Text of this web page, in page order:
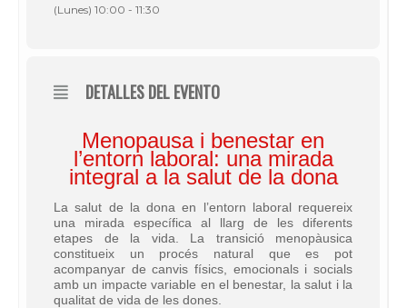
(Lunes) 10:00 - 11:30
DETALLES DEL EVENTO
Menopausa i benestar en
l’entorn laboral: una mirada
integral a la salut de la dona
La salut de la dona en l’entorn laboral requereix
una mirada específica al llarg de les diferents
etapes de la vida. La transició menopàusica
constitueix un procés natural que es pot
acompanyar de canvis físics, emocionals i socials
amb un impacte variable en el benestar, la salut i la
qualitat de vida de les dones.